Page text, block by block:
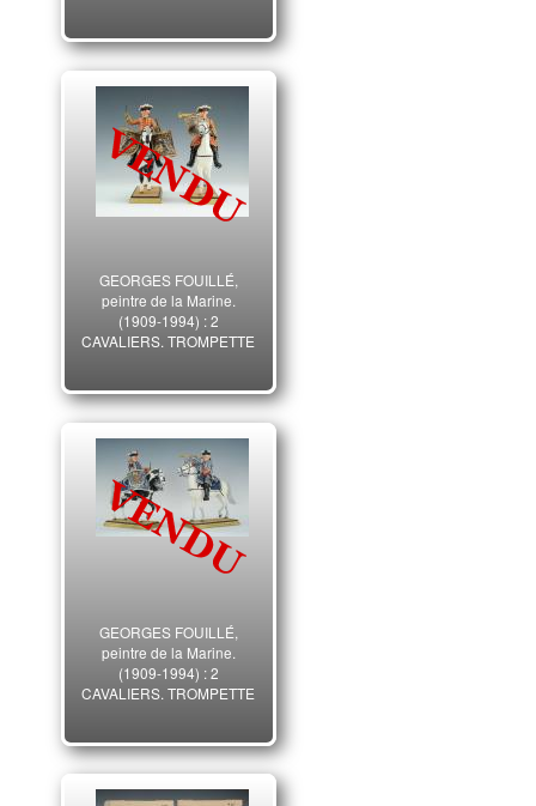
GEORGES FOUILLÉ,
peintre de la Marine.
(1909-1994) : 2
CAVALIERS, TROMPETTE
MAISON MILITAIRE DU
ROI 1740, ANCIENNE
MONARCHIE, XX° SIÈCLE.
GEORGES FOUILLÉ,
peintre de la Marine.
(1909-1994) : 2
CAVALIERS, TROMPETTE
LA MAISON MILITAIRE DU
ROI 1740, ANCIENNE
MONARCHIE, XX° SIÈCLE.